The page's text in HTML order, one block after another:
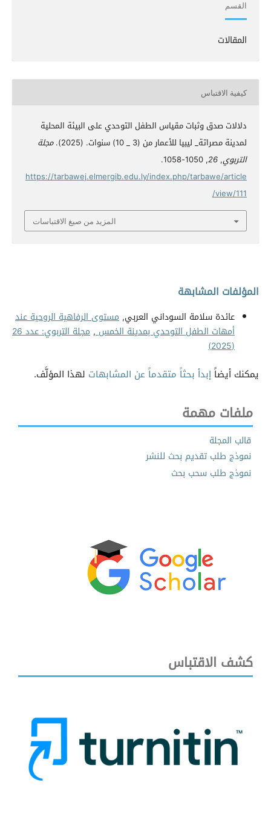
القسم
المقالات
كيفية الاقتباس
دلالات صدق وثبات مقياس الطفل التوحدي على البيئة المحلية
لمدينة مصراتة_ ليبيا للأعمار من (3 _ 10) سنوات. (2025).
مجلة
التربوي,
26
, 1050-1058.
https://tarbawej.elmergib.edu.ly/index.php/tarbawe/article
/view/111
المزيد من صيغ الاقتباسات
المؤلفات المشابهة
عائدة سلامة السوداني العربي, مستوى الرفاهية الروحية عند
أمهات الطفل التوحدي بمدينة الخمس,
مجلة التربوي: عدد 26
(2025)
يمكنك أيضاًإبدأ بحثاً متقدماً عن المشابهات لهذا المؤلَّف.
ملفات مهمة
قالب المجلة
نموذج طلب تقديم بحث للنشر
نموذج طلب سحب بحث
كشف الاقتباس